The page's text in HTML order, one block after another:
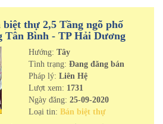
thự 2,5 Tầng ngõ phố
Tân Bình - TP Hải Dương
Hướng: Tây
Tình trạng: Đang đăng bán
Pháp lý: Liên Hệ
Lượt xem: 1731
Ngày đăng: 25-09-2020
Loại tin: Bán biệt thự